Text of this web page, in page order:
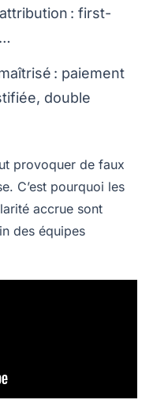
: first-
: paiement
double
provoquer de faux
C’est pourquoi les
accrue sont
des équipes